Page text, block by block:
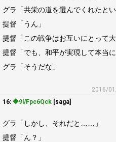
グラ「共栄の道を選んでくれたと
提督「うん」
提督「この戦争はお互いにとって
提督「でも、和平が実現して本当
グラ「そうだな」
2016/
16: ◆9l/Fpc6Qck [saga]
グラ「しかし、それだと……」
提督「ん？」